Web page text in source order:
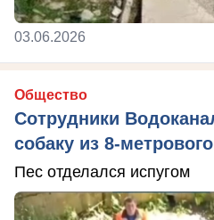
03.06.2026
Общество
Сотрудники
собаку из 8-
Пес отделался испугом